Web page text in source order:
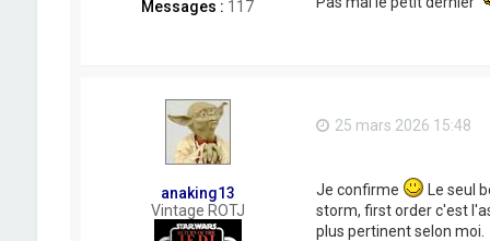
Messages : 117
anaking13
Vintage ROTJ
25 mars 2026 15:48
Je confirme
Le seul
storm, first order c'est
plus pertinent selon moi.